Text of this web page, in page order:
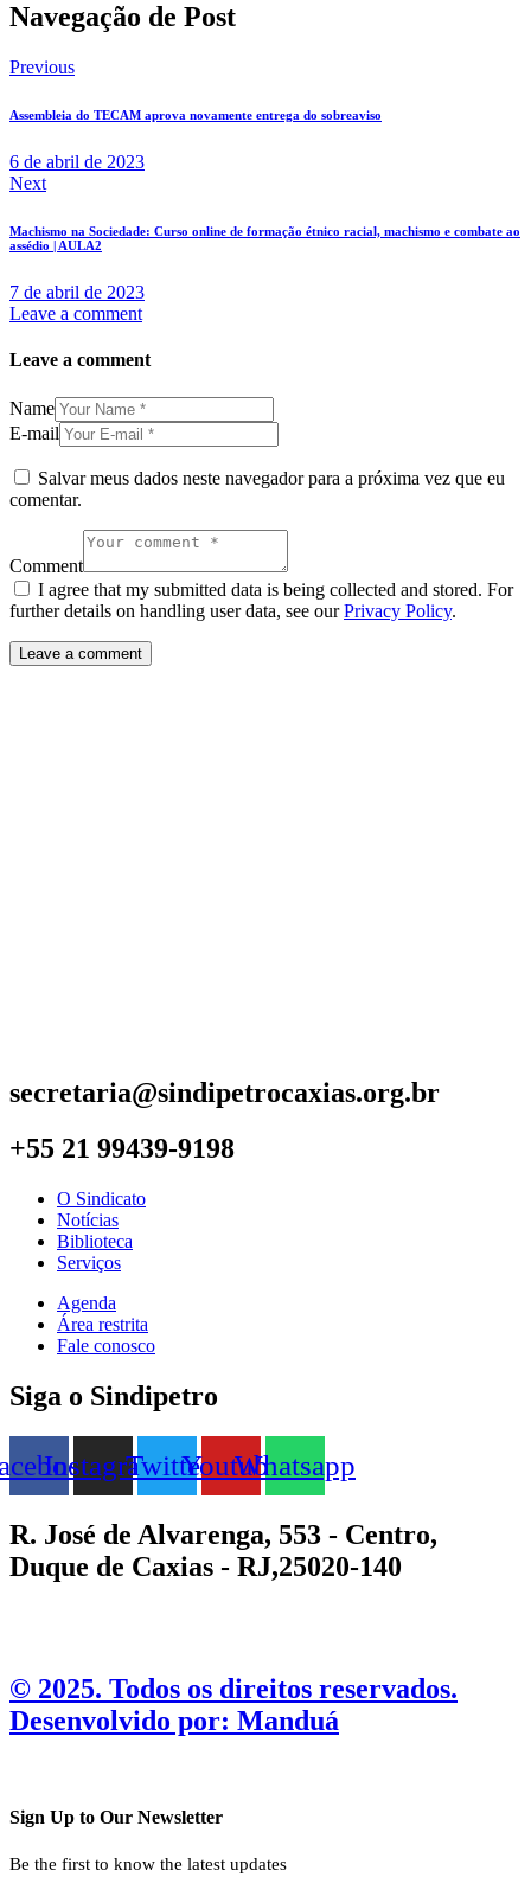
Navegação de Post
Previous
Assembleia do TECAM aprova novamente entrega do sobreaviso
6 de abril de 2023
Next
Machismo na Sociedade: Curso online de formação étnico racial, machismo e combate ao
assédio | AULA2
7 de abril de 2023
Leave a comment
Leave a comment
Name
E-mail
Salvar meus dados neste navegador para a próxima vez que eu
comentar.
Comment
I agree that my submitted data is being collected and stored. For
further details on handling user data, see ourPrivacy Policy.
secretaria@sindipetrocaxias.org.br
+55 21 99439-9198
O Sindicato
Notícias
Biblioteca
Serviços
Agenda
Área restrita
Fale conosco
Siga o Sindipetro
InstagramTwitterYoutubeWhatsapp
R. José de Alvarenga, 553 - Centro,
Duque de Caxias - RJ,25020-140
©️ 2025. Todos os direitos reservados.
Desenvolvido por: Manduá
Sign Up to Our Newsletter
Be the first to know the latest updates